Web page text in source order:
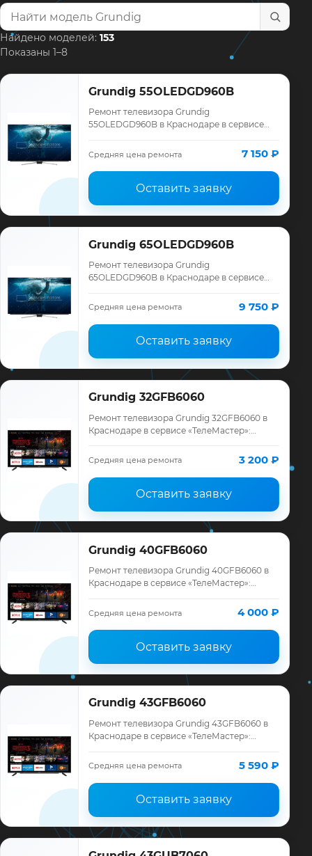
Найти модель телевизора
Найдено моделей: 153
Показаны 1–8
Grundig 55OLEDGD960B
Ремонт телевизора Grundig
55OLEDGD960B в Краснодаре в сервисе
Grundig, смета до ремонта, запчасти и
гарантия до 12 месяце…
Средняя цена ремонта 7 150 ₽
Оставить заявку
Grundig 65OLEDGD960B
Ремонт телевизора Grundig
65OLEDGD960B в Краснодаре в сервисе
Grundig, смета до ремонта, запчасти и
Средняя цена ремонта 9 750 ₽
Оставить заявку
Grundig 32GFB6060
Ремонт телевизора Grundig 32GFB6060 в
Краснодаре в сервисе «ТелеМастер»:
ремонта, запчасти и гарантия до 12
месяцев.
Средняя цена ремонта 3 200 ₽
Оставить заявку
Grundig 40GFB6060
Ремонт телевизора Grundig 40GFB6060 в
Краснодаре в сервисе «ТелеМастер»:
ремонта, запчасти и гарантия до 12
месяцев.
Средняя цена ремонта 4 000 ₽
Оставить заявку
Grundig 43GFB6060
Ремонт телевизора Grundig 43GFB6060 в
Краснодаре в сервисе «ТелеМастер»:
ремонта, запчасти и гарантия до 12
месяцев.
Средняя цена ремонта 5 590 ₽
Оставить заявку